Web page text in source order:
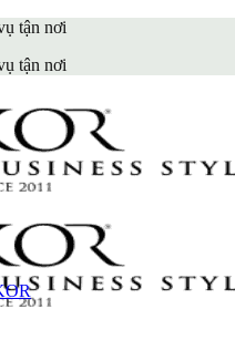
tận nơi
tận nơi